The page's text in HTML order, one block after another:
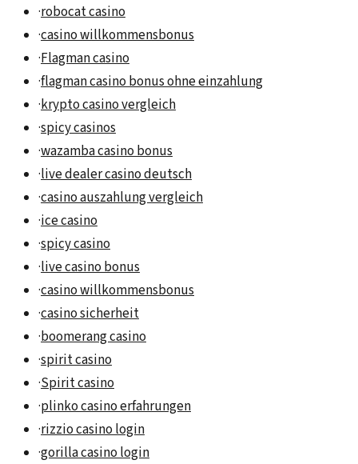
·robocat casino
·casino willkommensbonus
·Flagman casino
·flagman casino bonus ohne einzahlung
·krypto casino vergleich
·spicy casinos
·wazamba casino bonus
·live dealer casino deutsch
·casino auszahlung vergleich
·ice casino
·spicy casino
·live casino bonus
·casino willkommensbonus
·casino sicherheit
·boomerang casino
·spirit casino
·Spirit casino
·plinko casino erfahrungen
·rizzio casino login
·gorilla casino login